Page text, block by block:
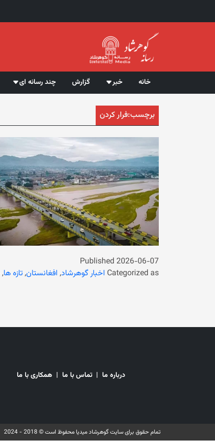
خانه خبر گزارش چند رسانه ای
برچسب:فرار کردن
Published 2026-06-07
Categorized as اخبار گوهرشاد, افغانستان,تازه ها,
درباره ما | تماس با ما | همکاری با ما
تمام حقوق برای سایت گوهرشاد میدیا محفوظ است © 2018 - 2024